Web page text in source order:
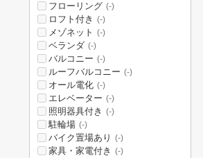
フローリング (-)
ロフト付き (-)
メゾネット (-)
ベランダ (-)
バルコニー (-)
ルーフバルコニー (-)
オール電化 (-)
エレベーター (-)
照明器具付き (-)
駐輪場 (-)
バイク置場あり (-)
家具・家電付き (-)